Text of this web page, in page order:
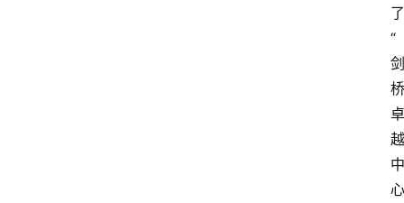
了
“
剑
桥
卓
越
中
心